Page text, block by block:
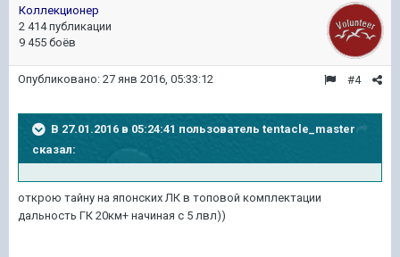
Коллекционер
2 414 публикации
9 455 боёв
#4
Опубликовано: 27 янв 2016, 05:33:12
В 27.01.2016 в 05:24:41 пользователь tentacle_master
сказал:
открою тайну на японских ЛК в топовой комплектации
дальность ГК 20км+ начиная с 5 лвл))